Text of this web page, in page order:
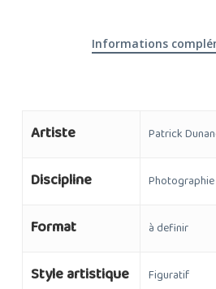
Informations
Artiste Patrick
Discipline Photographie
Format à definir
Style artistique Figuratif